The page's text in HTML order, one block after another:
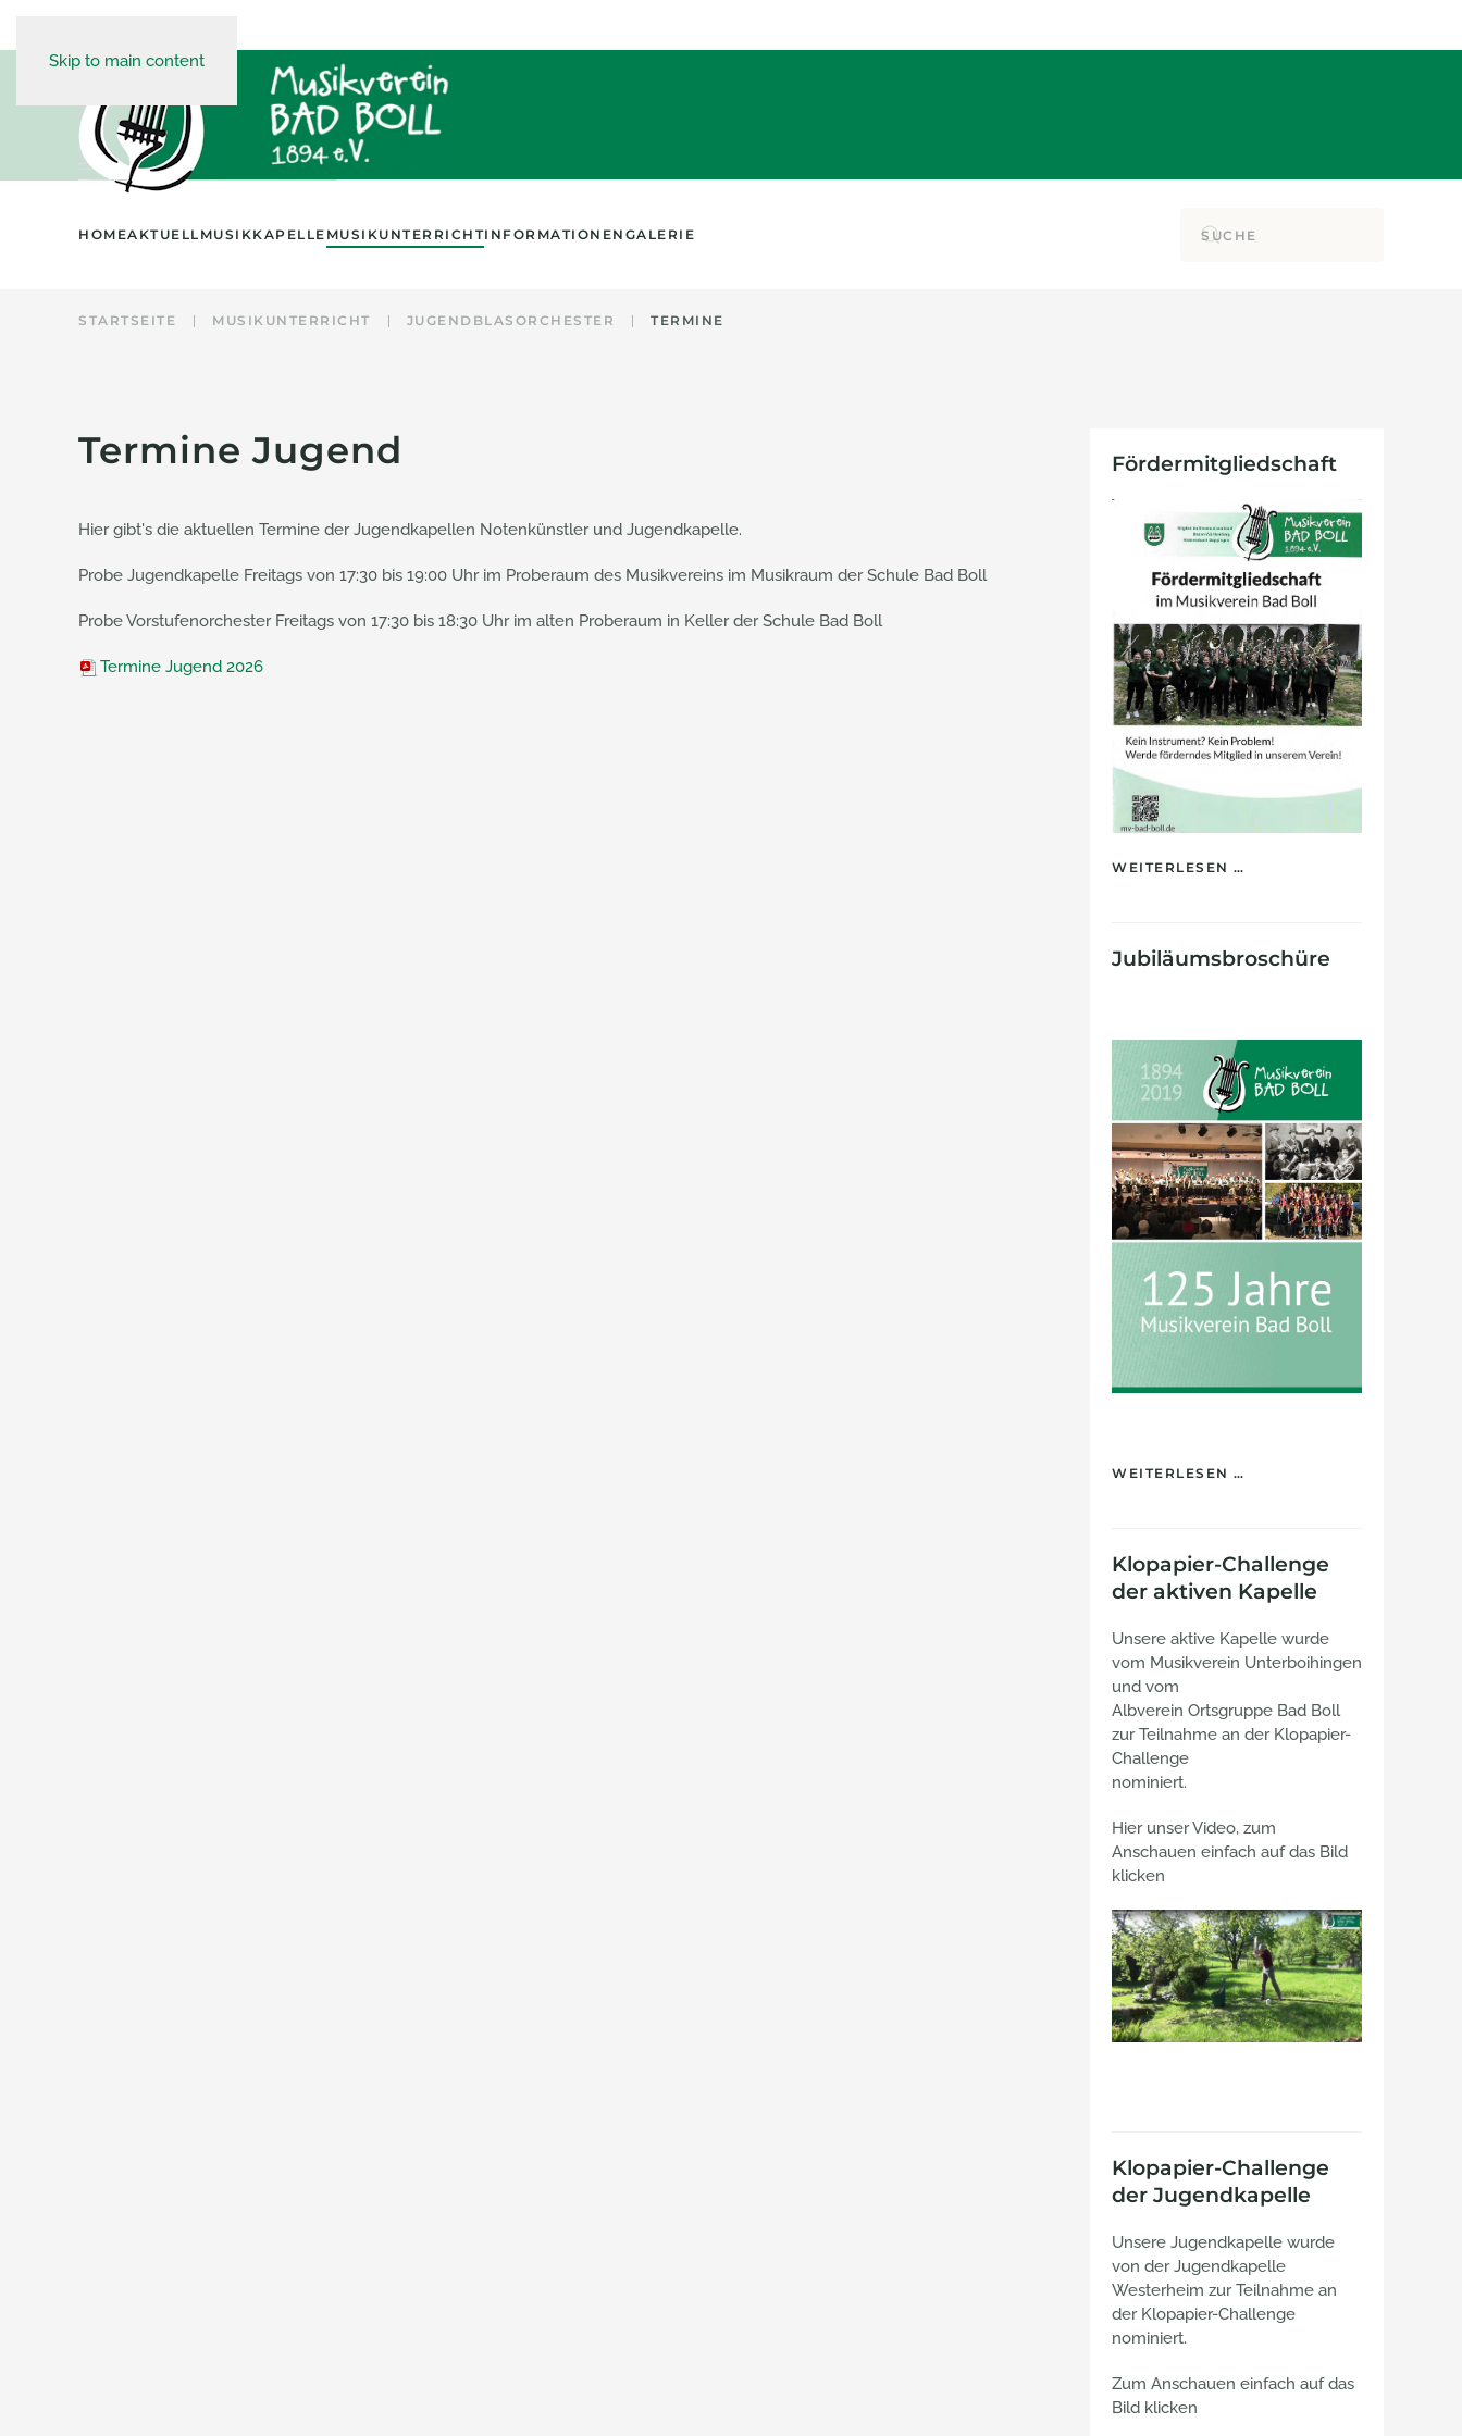
Skip to main content
HOMEAKTUELL MUSIKKAPELLE MUSIKUNTERRICHTINFORMATIONEN GALERIE
STARTSEITE MUSIKUNTERRICHT JUGENDBLASORCHESTER TERMINE
Termine Jugend
Hier gibt's die aktuellen Termine der Jugendkapellen Notenkünstler und Jugendkapelle.
Probe Jugendkapelle Freitags von 17:30 bis 19:00 Uhr im Proberaum des Musikvereins im Musikraum der Schule Bad Boll
Probe Vorstufenorchester Freitags von 17:30 bis 18:30 Uhr im alten Proberaum in Keller der Schule Bad Boll
Termine Jugend 2026
Fördermitgliedschaft
WEITERLESEN …
Jubiläumsbroschüre
WEITERLESEN …
Klopapier-Challenge
der aktiven Kapelle
Unsere aktive Kapelle wurde
vom Musikverein Unterboihingen
und vom
Albverein Ortsgruppe Bad Boll
zur Teilnahme an der Klopapier-
Challenge
nominiert.
Hier unser Video, zum
Anschauen einfach auf das Bild
klicken
Klopapier-Challenge
der Jugendkapelle
Unsere Jugendkapelle wurde
von der Jugendkapelle
Westerheim zur Teilnahme an
der Klopapier-Challenge
nominiert.
Zum Anschauen einfach auf das
Bild klicken